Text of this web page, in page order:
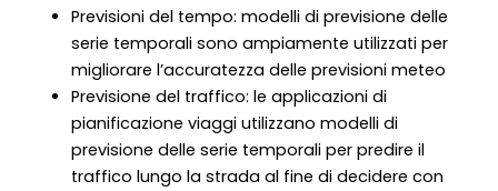
Previsioni del tempo: modelli di previsione delle
serie temporali sono ampiamente utilizzati per
migliorare l’accuratezza delle previsioni meteo
Previsione del traffico: le applicazioni di
pianificazione viaggi utilizzano modelli di
previsione delle serie temporali per predire il
traffico lungo la strada al fine di decidere con